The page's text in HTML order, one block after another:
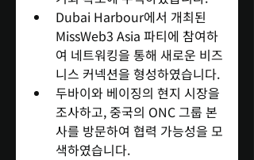
Dubai Harbour에서 개최된
MissWeb3 Asia 파티에 참여하
여 네트워킹을 통해 새로운 비즈
니스 커넥션을 형성하였습니다.
두바이와 베이징의 현지 시장을
조사하고, 중국의 ONC 그룹 본
사를 방문하여 협력 가능성을 모
색하였습니다.